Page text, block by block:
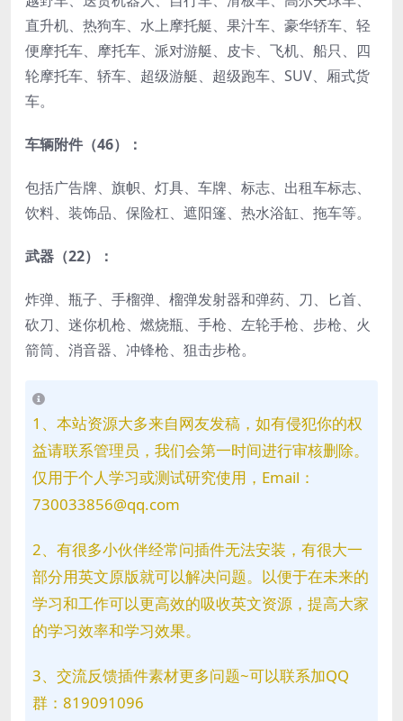
直升机、热狗车、水上摩托艇、果汁车、豪华轿车、轻
便摩托车、摩托车、派对游艇、皮卡、飞机、船只、四
轮摩托车、轿车、超级游艇、超级跑车、SUV、厢式货
车。
车辆附件（46）：
包括广告牌、旗帜、灯具、车牌、标志、出租车标志、
饮料、装饰品、保险杠、遮阳篷、热水浴缸、拖车等。
武器（22）：
炸弹、瓶子、手榴弹、榴弹发射器和弹药、刀、匕首、
砍刀、迷你机枪、燃烧瓶、手枪、左轮手枪、步枪、火
箭筒、消音器、冲锋枪、狙击步枪。
1、本站资源大多来自网友发稿，如有侵犯你的权
益请联系管理员，我们会第一时间进行审核删除。
仅用于个人学习或测试研究使用，Email：
730033856@qq.com
2、有很多小伙伴经常问插件无法安装，有很大一
部分用英文原版就可以解决问题。以便于在未来的
学习和工作可以更高效的吸收英文资源，提高大家
的学习效率和学习效果。
3、交流反馈插件素材更多问题~可以联系加QQ
群：819091096